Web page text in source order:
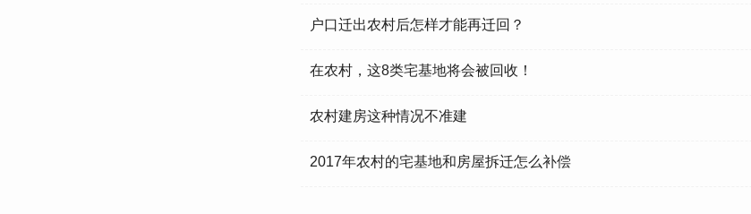
户口迁出农村后怎样才能再迁回？
在农村，这8类宅基地将会被回收！
农村建房这种情况不准建
2017年农村的宅基地和房屋拆迁怎么补偿